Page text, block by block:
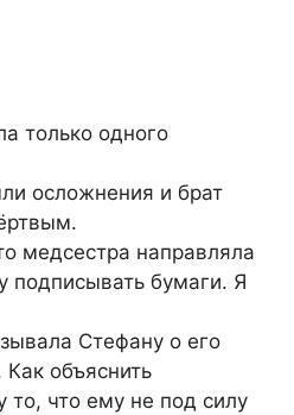
только одного
осложнения и брат
медсестра направляла
бумаги. Я
Стефану о его
объяснить
то, что ему не под силу